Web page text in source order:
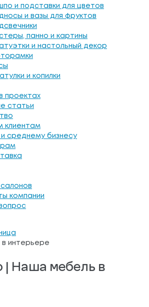
и подставки для цветов
и вазы для фруктов
панно и картины
и настольный декор
и копилки
проектах
статьи
клиентам
среднему бизнесу
компании
интерьере
| Наша мебель в